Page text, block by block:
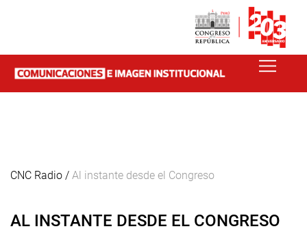
CNC Radio / Al instante desde el Congreso
AL INSTANTE DESDE EL CONGRESO